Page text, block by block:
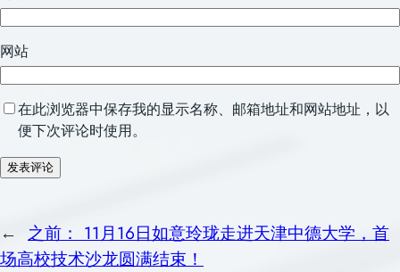
网站
在此浏览器中保存我的显示名称、邮箱地址和网站地址，以
便下次评论时使用。
← 之前： 11月16日如意玲珑走进天津中德大学，首
场高校技术沙龙圆满结束！